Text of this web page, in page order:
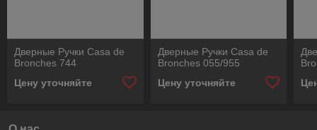
Дверные Ручки Casa de
Bronches 744
Цену уточняйте
Дверные Ручки Casa de
Bronches 055/955
Цену уточняйте